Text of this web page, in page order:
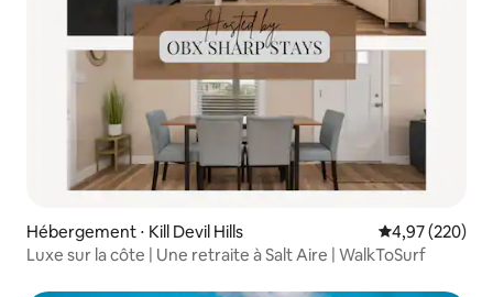
Hébergement ⋅ Kill Devil Hills Évaluation
4,97 (220)
Luxe sur la côte | Une retraite à Salt Aire | WalkToSurf